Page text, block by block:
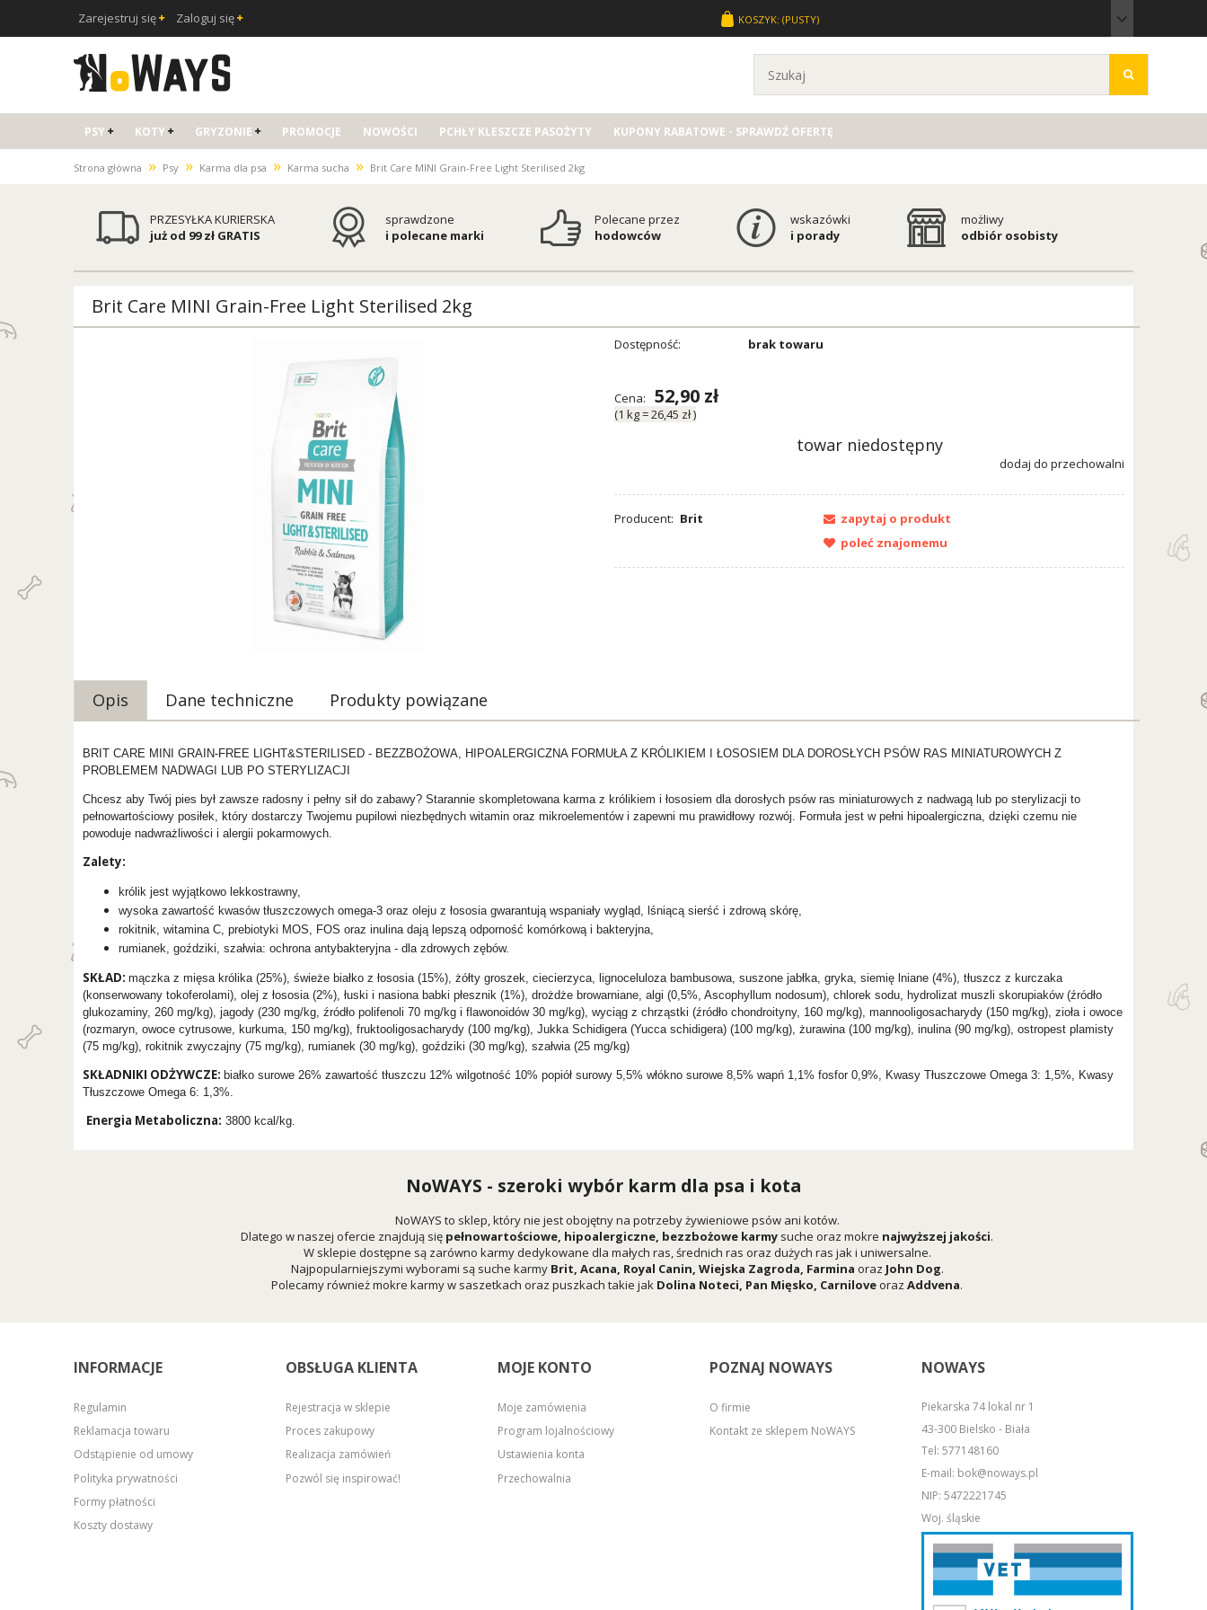
Zarejestruj się Zaloguj się KOSZYK: (PUSTY)
PSY KOTY GRYZONIE PROMOCJE NOWOŚCI PCHŁY KLESZCZE PASOŻYTY KUPONY RABATOWE - SPRAWDŹ OFERTĘ
Strona główna » Psy » Karma dla psa » Karma sucha » Brit Care MINI Grain-Free Light Sterilised 2kg
PRZESYŁKA KURIERSKA
już od 99 zł GRATIS
sprawdzone
i polecane marki
Polecane przez
hodowców
wskazówki
i porady
możliwy
odbiór osobisty
Brit Care MINI Grain-Free Light Sterilised 2kg
Dostępność: brak towaru
Cena: 52,90 zł
(1kg=26,45 zł)
towar niedostępny
dodaj do przechowalni
Producent: Brit
zapytaj o produkt
poleć znajomemu
Opis Dane techniczne Produkty powiązane
BRIT CARE MINI GRAIN-FREE LIGHT&STERILISED - BEZZBOŻOWA, HIPOALERGICZNA FORMUŁA Z KRÓLIKIEM I ŁOSOSIEM DLA DOROSŁYCH PSÓW RAS MINIATUROWYCH Z
PROBLEMEM NADWAGI LUB PO STERYLIZACJI
Chcesz aby Twój pies był zawsze radosny i pełny sił do zabawy? Starannie skompletowana karma z królikiem i łososiem dla dorosłych psów ras miniaturowych z nadwagą lub po sterylizacji to
pełnowartościowy posiłek, który dostarczy Twojemu pupilowi niezbędnych witamin oraz mikroelementów i zapewni mu prawidłowy rozwój. Formuła jest w pełni hipoalergiczna, dzięki czemu nie
powoduje nadwrażliwości i alergii pokarmowych.
Zalety:
królik jest wyjątkowo lekkostrawny,
wysoka zawartość kwasów tłuszczowych omega-3 oraz oleju z łososia gwarantują wspaniały wygląd, lśniącą sierść i zdrową skórę,
rokitnik, witamina C, prebiotyki MOS, FOS oraz inulina dają lepszą odporność komórkową i bakteryjna,
rumianek, goździki, szałwia: ochrona antybakteryjna - dla zdrowych zębów.
SKŁAD: mączka z mięsa królika (25%), świeże białko z łososia (15%), żółty groszek, ciecierzyca, lignoceluloza bambusowa, suszone jabłka, gryka, siemię lniane (4%), tłuszcz z kurczaka
(konserwowany tokoferolami), olej z łososia (2%), łuski i nasiona babki płesznik (1%), drożdże browarniane, algi (0,5%, Ascophyllum nodosum), chlorek sodu, hydrolizat muszli skorupiaków (źródło
glukozaminy, 260 mg/kg), jagody (230 mg/kg, źródło polifenoli 70 mg/kg i flawonoidów 30 mg/kg), wyciąg z chrząstki (źródło chondroityny, 160 mg/kg), mannooligosacharydy (150 mg/kg), zioła i owoce
(rozmaryn, owoce cytrusowe, kurkuma, 150 mg/kg), fruktooligosacharydy (100 mg/kg), Jukka Schidigera (Yucca schidigera) (100 mg/kg), żurawina (100 mg/kg), inulina (90 mg/kg), ostropest plamisty
(75 mg/kg), rokitnik zwyczajny (75 mg/kg), rumianek (30 mg/kg), goździki (30 mg/kg), szałwia (25 mg/kg)
SKŁADNIKI ODŻYWCZE: białko surowe 26% zawartość tłuszczu 12% wilgotność 10% popiół surowy 5,5% włókno surowe 8,5% wapń 1,1% fosfor 0,9%, Kwasy Tłuszczowe Omega 3: 1,5%, Kwasy
Tłuszczowe Omega 6: 1,3%.
Energia Metaboliczna: 3800 kcal/kg.
NoWAYS - szeroki wybór karm dla psa i kota
NoWAYS to sklep, który nie jest obojętny na potrzeby żywieniowe psów ani kotów.
Dlatego w naszej ofercie znajdują się pełnowartościowe, hipoalergiczne, bezzbożowe karmy suche oraz mokre najwyższej jakości.
W sklepie dostępne są zarówno karmy dedykowane dla małych ras, średnich ras oraz dużych ras jak i uniwersalne.
Najpopularniejszymi wyborami są suche karmy Brit, Acana, Royal Canin, Wiejska Zagroda, Farmina oraz John Dog.
Polecamy również mokre karmy w saszetkach oraz puszkach takie jak Dolina Noteci, Pan Mięsko, Carniloveoraz Addvena.
INFORMACJE
Regulamin
Reklamacja towaru
Odstąpienie od umowy
Polityka prywatności
Formy płatności
Koszty dostawy
OBSŁUGA KLIENTA
Rejestracja w sklepie
Proces zakupowy
Realizacja zamówień
Pozwól się inspirować!
MOJE KONTO
Moje zamówienia
Program lojalnościowy
Ustawienia konta
Przechowalnia
POZNAJ NOWAYS
O firmie
Kontakt ze sklepem NoWAYS
NOWAYS
Piekarska 74 lokal nr 1
43-300 Bielsko - Biała
Tel: 577148160
E-mail: bok@noways.pl
NIP: 5472221745
Woj. śląskie